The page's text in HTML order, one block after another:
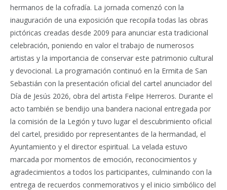
hermanos de la cofradía. La jornada comenzó con la
inauguración de una exposición que recopila todas las obras
pictóricas creadas desde 2009 para anunciar esta tradicional
celebración, poniendo en valor el trabajo de numerosos
artistas y la importancia de conservar este patrimonio cultural
y devocional. La programación continuó en la Ermita de San
Sebastián con la presentación oficial del cartel anunciador del
Día de Jesús 2026, obra del artista Felipe Herreros. Durante el
acto también se bendijo una bandera nacional entregada por
la comisión de la Legión y tuvo lugar el descubrimiento oficial
del cartel, presidido por representantes de la hermandad, el
Ayuntamiento y el director espiritual. La velada estuvo
marcada por momentos de emoción, reconocimientos y
agradecimientos a todos los participantes, culminando con la
entrega de recuerdos conmemorativos y el inicio simbólico del